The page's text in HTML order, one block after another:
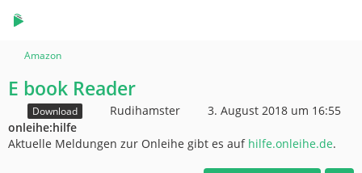
Amazon
E book Reader
Download Rudihamster
3. August 2018 um 16:55
onleihe:hilfe
Aktuelle Meldungen zur Onleihe gibt es auf hilfe.onleihe.de.